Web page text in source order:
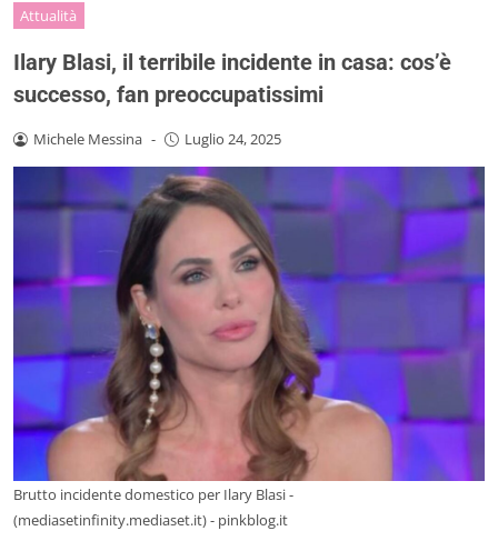
Attualità
Ilary Blasi, il terribile incidente in casa: cos’è
successo, fan preoccupatissimi
Michele Messina - Luglio 24, 2025
Brutto incidente domestico per Ilary Blasi -
(mediasetinfinity.mediaset.it) - pinkblog.it